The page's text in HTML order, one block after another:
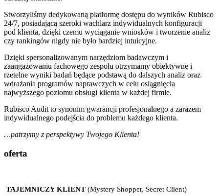
Stworzyliśmy dedykowaną platformę dostępu do wyników Rubisco
24/7, posiadającą szeroki wachlarz indywidualnych konfiguracji
pod klienta, dzięki czemu wyciąganie wniosków i tworzenie analiz
czy rankingów nigdy nie było bardziej intuicyjne.
Dzięki spersonalizowanym narzędziom badawczym i
zaangażowaniu fachowego zespołu otrzymamy obiektywne i
rzetelne wyniki badań będące podstawą do dalszych analiz oraz
wdrażania programów naprawczych w celu osiągnięcia
najwyższego poziomu obsługi klienta w każdej firmie.
Rubisco Audit to synonim gwarancji profesjonalnego a zarazem
indywidualnego podejścia do problemu każdego klienta.
…patrzymy z perspektywy Twojego Klienta!
oferta
TAJEMNICZY KLIENT (Mystery Shopper, Secret Client)